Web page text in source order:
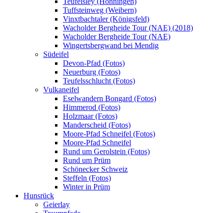
Tuffsteinweg (Weibern)
Vinxtbachtaler (Königsfeld)
Wacholder Bergheide Tour (NAE) (2018)
Wacholder Bergheide Tour (NAE)
Wingertsbergwand bei Mendig
Südeifel
Devon-Pfad (Fotos)
Neuerburg (Fotos)
Teufelsschlucht (Fotos)
Vulkaneifel
Eselwandern Bongard (Fotos)
Himmerod (Fotos)
Holzmaar (Fotos)
Manderscheid (Fotos)
Moore-Pfad Schneifel (Fotos)
Moore-Pfad Schneifel
Rund um Gerolstein (Fotos)
Rund um Prüm
Schönecker Schweiz
Steffeln (Fotos)
Winter in Prüm
Hunsrück
Geierlay